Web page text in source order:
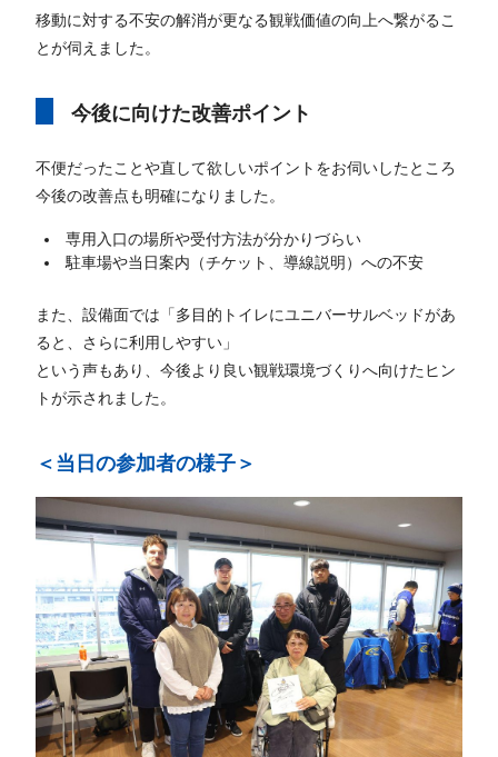
移動に対する不安の解消が更なる観戦価値の向上へ繋がるこ
とが伺えました。
今後に向けた改善ポイント
不便だったことや直して欲しいポイントをお伺いしたところ
今後の改善点も明確になりました。
専用入口の場所や受付方法が分かりづらい
駐車場や当日案内（チケット、導線説明）への不安
また、設備面では「多目的トイレにユニバーサルベッドがあ
ると、さらに利用しやすい」
という声もあり、今後より良い観戦環境づくりへ向けたヒン
トが示されました。
＜当日の参加者の様子＞